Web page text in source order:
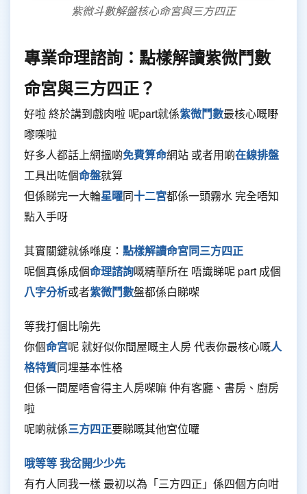
紫微斗數解盤核心命宮與三方四正
專業命理諮詢：點樣解讀紫微鬥數
命宮與三方四正？
好啦 終於講到戲肉啦 呢part就係紫微鬥數最核心嘅嘢
嚟㗎啦
好多人都話上網搵啲免費算命網站 或者用啲在線排盤
工具出咗個命盤就算
但係睇完一大輪星曜同十二宮都係一頭霧水 完全唔知
點入手呀
其實關鍵就係喺度： 點樣解讀命宮同三方四正
呢個真係成個命理諮詢嘅精華所在 唔識睇呢 part 成個
八字分析或者紫微鬥數盤都係白睇㗎
等我打個比喻先
你個命宮呢 就好似你間屋嘅主人房 代表你最核心嘅人
格特質同埋基本性格
但係一間屋唔會得主人房㗎嘛 仲有客廳、書房、廚房
啦
呢啲就係三方四正要睇嘅其他宮位囉
哦等等 我岔開少少先
有冇人同我一樣 最初以為「三方四正」係四個方向咁